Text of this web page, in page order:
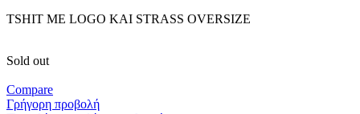
TSHIT ME LOGO KAI STRASS OVERSIZE
Sold out
Compare
Γρήγορη προβολή